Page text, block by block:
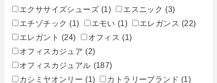
エクササイズシューズ (1) エスニック (3)
エチゾチック (1) エモい (1) エレガンス (22)
エレガント (24) オフィス (1)
オフィスカジュア (2)
オフィスカジュアル (187)
カシミヤオンリー (1) カトラリーブランド (1)